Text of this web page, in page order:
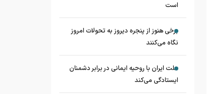
است
برخی هنوز از پنجره دیروز به تحولات امروز
نگاه می‌کنند
ملت ایران با روحیه ایمانی در برابر دشمنان
ایستادگی می‌کند